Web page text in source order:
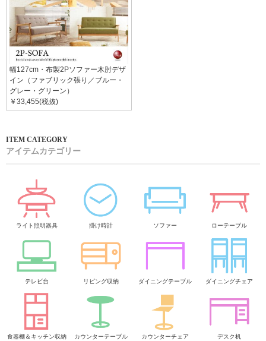
幅127cm・布製2Pソファー木肘デザ
イン（ファブリック張り／ブルー・
グレー・グリーン）
￥33,455(税抜)
アイテムカテゴリー
ライト照明器具 掛け時計 ソファー ローテーブル
テレビ台 リビング収納 ダイニングテーブル ダイニングチェア
食器棚＆キッチン収納 カウンターテーブル カウンターチェア デスク机